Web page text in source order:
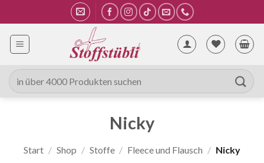
Inhalt
springen
Suche
nach:
Nicky
Start / Shop / Stoffe / Fleece und Flausch / Nicky